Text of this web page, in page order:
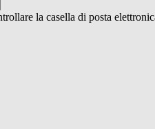
la casella di posta